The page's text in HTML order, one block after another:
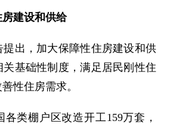
建设和供给
出，加大保障性住房建设和供
基础性制度，满足居民刚性住
性住房需求。
类棚户区改造开工159万套，